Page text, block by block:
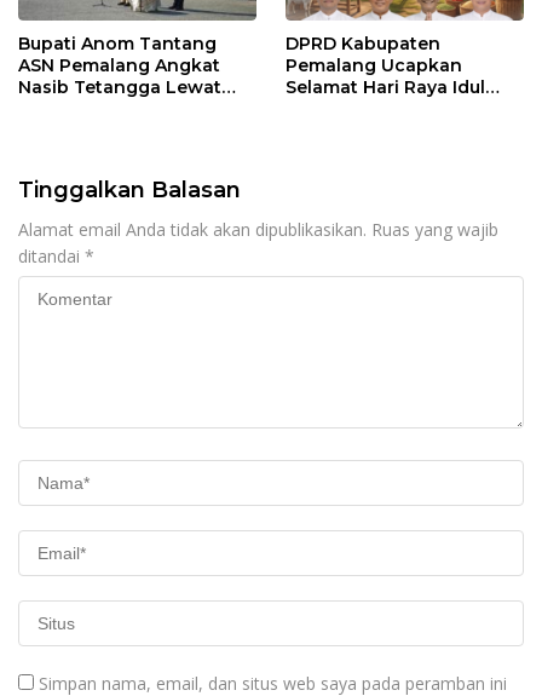
Bupati Anom Tantang
ASN Pemalang Angkat
Nasib Tetangga Lewat
DPRD Kabupaten
Pemalang Ucapkan
Selamat Hari Raya Idul
Tinggalkan Balasan
Alamat email Anda tidak akan dipublikasikan. Ruas yang wajib
ditandai *
Simpan nama, email, dan situs web saya pada peramban ini